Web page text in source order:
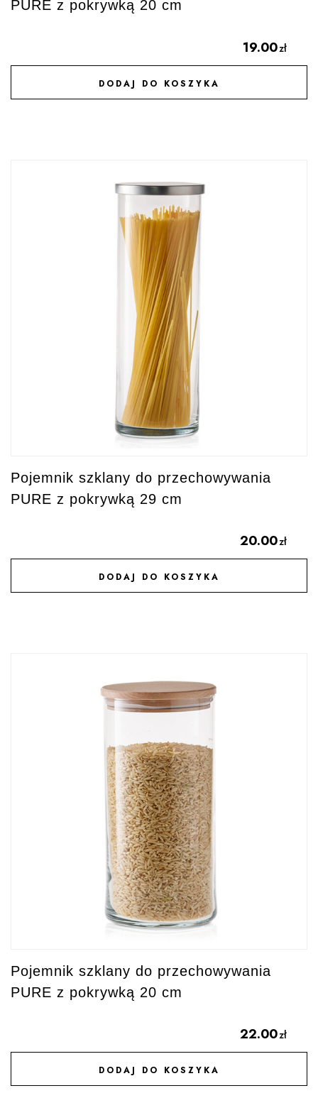
PURE z pokrywką 20 cm
19.00zł
DODAJ DO KOSZYKA
DODAJ DO ULUBIONYCH
Pojemnik szklany do przechowywania
PURE z pokrywką 29 cm
20.00zł
DODAJ DO KOSZYKA
DODAJ DO ULUBIONYCH
Pojemnik szklany do przechowywania
PURE z pokrywką 20 cm
22.00zł
DODAJ DO KOSZYKA
DODAJ DO ULUBIONYCH